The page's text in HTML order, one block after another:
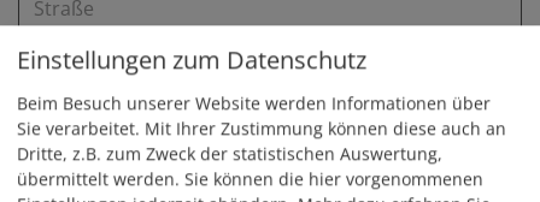
PLZ
Ort
Einstellungen zum Datenschutz
Beim Besuch unserer Website werden Informationen über
Sie verarbeitet. Mit Ihrer Zustimmung können diese auch an
Dritte, z.B. zum Zweck der statistischen Auswertung,
übermittelt werden. Sie können die hier vorgenommenen